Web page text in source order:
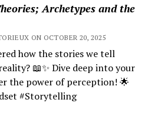
Archetypes and the
ON OCTOBER 20, 2025
how the stories we tell
📖✨ Dive deep into your
the power of perception! 🌟
#Storytelling